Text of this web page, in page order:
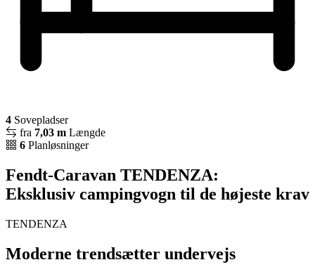
4 Sovepladser
fra 7,03 m Længde
6 Planløsninger
Fendt-Caravan TENDENZA:
Eksklusiv campingvogn til de højeste krav
TENDENZA
Moderne trendsætter undervejs